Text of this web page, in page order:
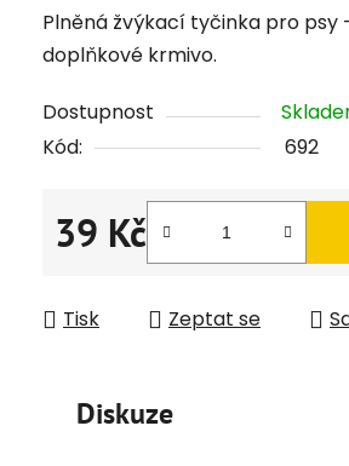
Plněná žvýkací tyčinka pro psy
doplňkové krmivo.
Dostupnost
Kód:
692
39 Kč
Měrná cena:
Tisk Zeptat se
Diskuze